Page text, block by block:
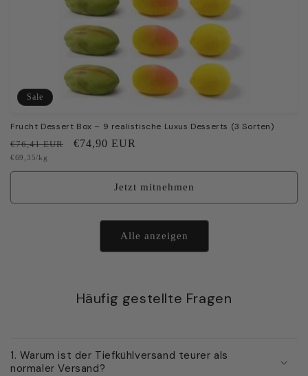
Sale
Frucht Dessert Box – 9 realistische Luxus Desserts (3 Sorten)
Normaler
Preis
€76,41 EUR Verkaufspreis
€74,90 EUR
Grundpreis
€69,35/kg
Jetzt mitnehmen
Alle anzeigen
Häufig gestellte Fragen
1. Warum ist der Tiefkühlversand teurer als
normaler Versand?